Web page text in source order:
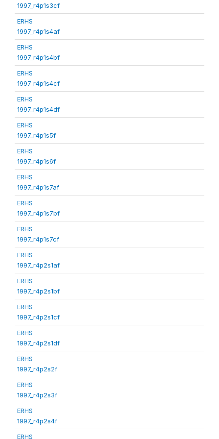
1997_r4p1s3cf
ERHS
1997_r4p1s4af
ERHS
1997_r4p1s4bf
ERHS
1997_r4p1s4cf
ERHS
1997_r4p1s4df
ERHS
1997_r4p1s5f
ERHS
1997_r4p1s6f
ERHS
1997_r4p1s7af
ERHS
1997_r4p1s7bf
ERHS
1997_r4p1s7cf
ERHS
1997_r4p2s1af
ERHS
1997_r4p2s1bf
ERHS
1997_r4p2s1cf
ERHS
1997_r4p2s1df
ERHS
1997_r4p2s2f
ERHS
1997_r4p2s3f
ERHS
1997_r4p2s4f
ERHS